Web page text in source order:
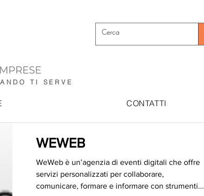
TI SERVE
CONTATTI
WEWEB
WeWeb è un’agenzia di eventi digitali che offre
servizi personalizzati per collaborare,
comunicare, formare e informare con strumenti...